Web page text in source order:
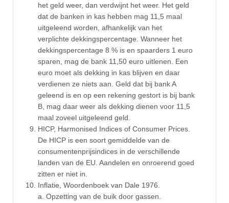
het geld weer, dan verdwijnt het weer. Het geld
dat de banken in kas hebben mag 11,5 maal
uitgeleend worden, afhankelijk van het
verplichte dekkingspercentage. Wanneer het
dekkingspercentage 8 % is en spaarders 1 euro
sparen, mag de bank 11,50 euro uitlenen. Een
euro moet als dekking in kas blijven en daar
verdienen ze niets aan. Geld dat bij bank A
geleend is en op een rekening gestort is bij bank
B, mag daar weer als dekking dienen voor 11,5
maal zoveel uitgeleend geld.
HICP, Harmonised Indices of Consumer Prices.
De HICP is een soort gemiddelde van de
consumentenprijsindices in de verschillende
landen van de EU. Aandelen en onroerend goed
zitten er niet in.
Inflatie, Woordenboek van Dale 1976.
a. Opzetting van de buik door gassen.